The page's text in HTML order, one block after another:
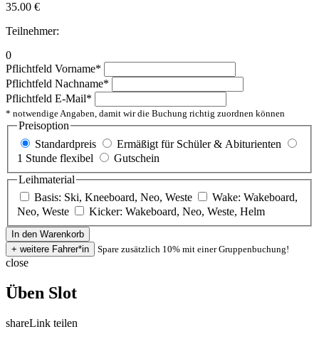
35.00 €
Teilnehmer:
0
Pflichtfeld Vorname*
Pflichtfeld Nachname*
Pflichtfeld E-Mail*
* notwendige Angaben, damit wir die Buchung richtig zuordnen können
Preisoption
Standardpreis
Ermäßigt für Schüler & Abiturienten
1 Stunde flexibel
Gutschein
Leihmaterial
Basis: Ski, Kneeboard, Neo, Weste
Wake: Wakeboard,
Neo, Weste
Kicker: Wakeboard, Neo, Weste, Helm
Spare zusätzlich 10% mit einer Gruppenbuchung!
close
Üben Slot
shareLink teilen